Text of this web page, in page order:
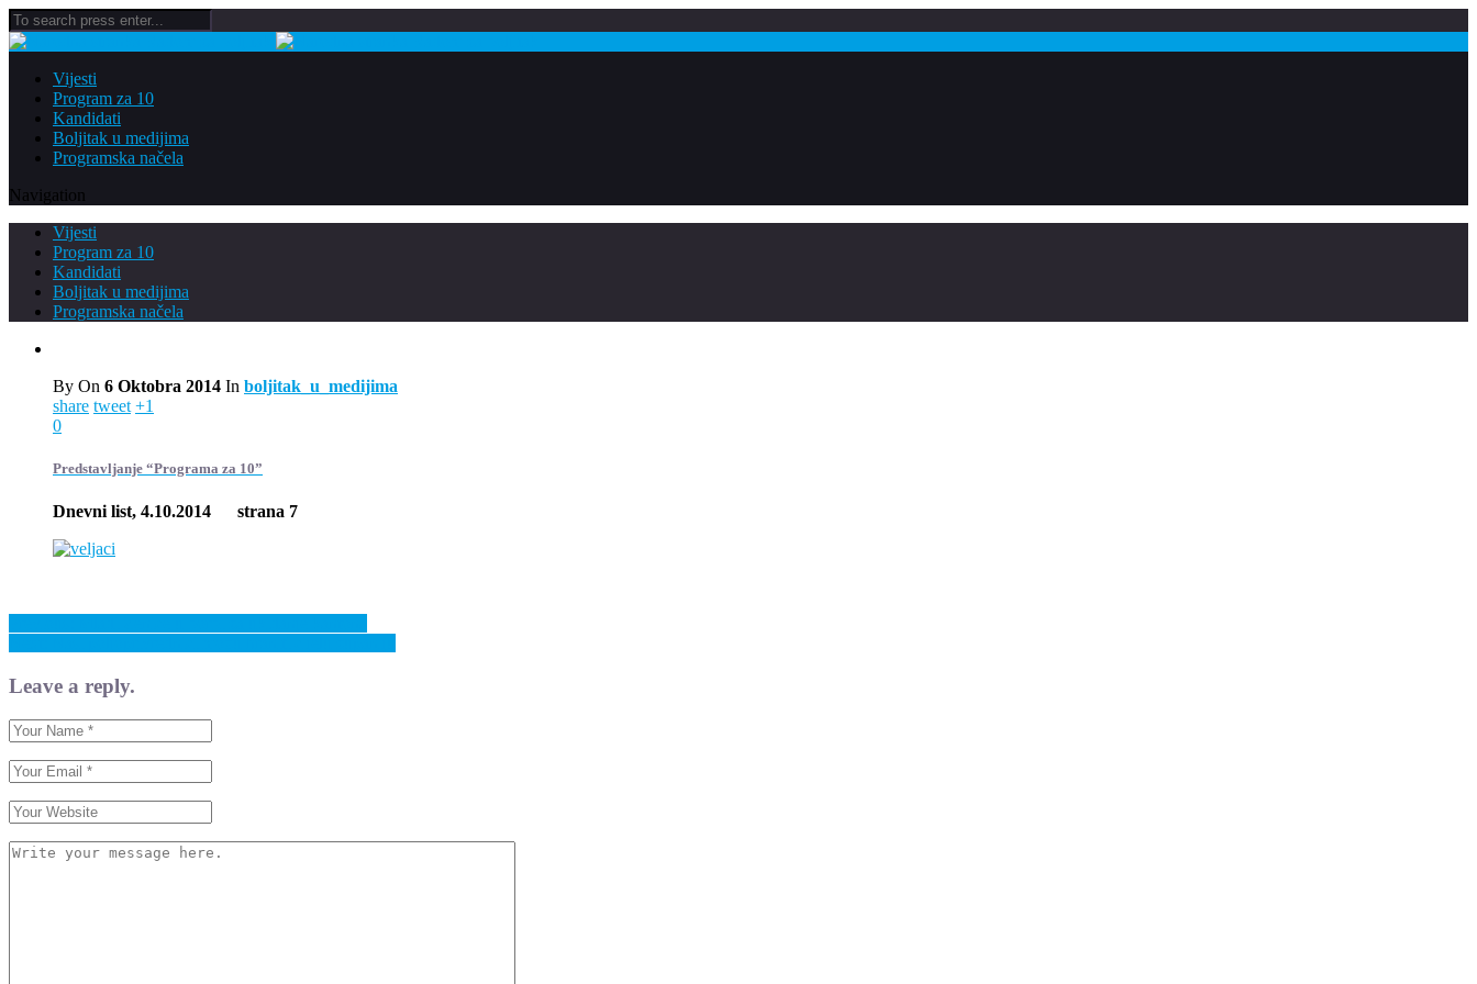
Vijesti
Program za 10
Kandidati
Boljitak u medijima
Programska načela
Navigation
Vijesti
Program za 10
Kandidati
Boljitak u medijima
Programska načela
By On 6 Oktobra 2014 In boljitak_u_medijima
share tweet +1
0
Predstavljanje “Programa za 10”
Dnevni list, 4.10.2014 strana 7
Leave a reply.